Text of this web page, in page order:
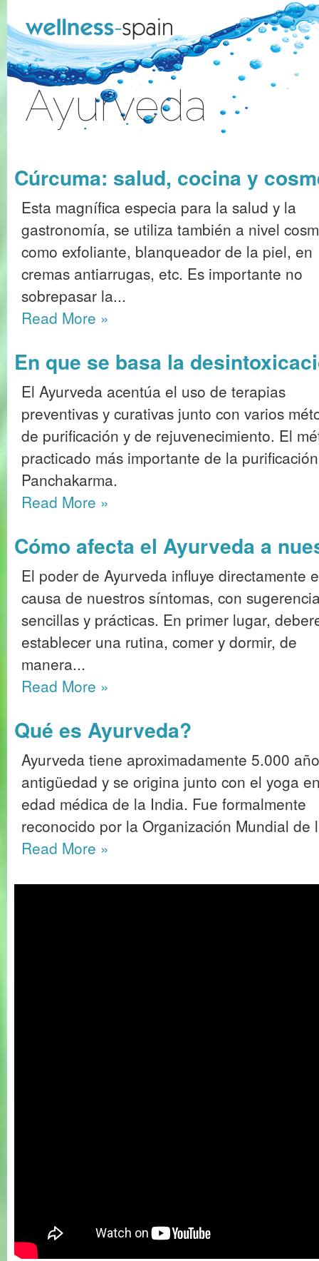
Ayurveda
Cúrcuma: salud, cocina y
Esta magnífica especia para la salud y la
gastronomía, se utiliza también a nivel
como exfoliante, blanqueador de la piel, en
cremas antiarrugas, etc. Es importante no
sobrepasar la...
Read More »
En que se basa la
El Ayurveda acentúa el uso de terapias
preventivas y curativas junto con varios
de purificación y de rejuvenecimiento. El
practicado más importante de la
Panchakarma.
Read More »
Cómo afecta el Ayurveda a
El poder de Ayurveda influye directamente
causa de nuestros síntomas, con
sencillas y prácticas. En primer lugar,
establecer una rutina, comer y dormir, de
manera...
Read More »
Qué es Ayurveda?
Ayurveda tiene aproximadamente 5.000
antigüedad y se origina junto con el yoga
edad médica de la India. Fue formalmente
reconocido por la Organización Mundial de
Read More »